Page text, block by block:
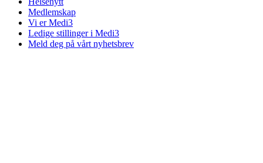
Medlemskap
Vi er Medi3
Ledige stillinger i Medi3
Meld deg på vårt nyhetsbrev